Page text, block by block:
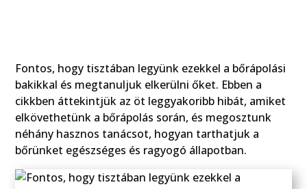
Fontos, hogy tisztában legyünk ezekkel a bőrápolási
bakikkal és megtanuljuk elkerülni őket. Ebben a
cikkben áttekintjük az öt leggyakoribb hibát, amiket
elkövethetünk a bőrápolás során, és megosztunk
néhány hasznos tanácsot, hogyan tarthatjuk a
bőrünket egészséges és ragyogó állapotban.